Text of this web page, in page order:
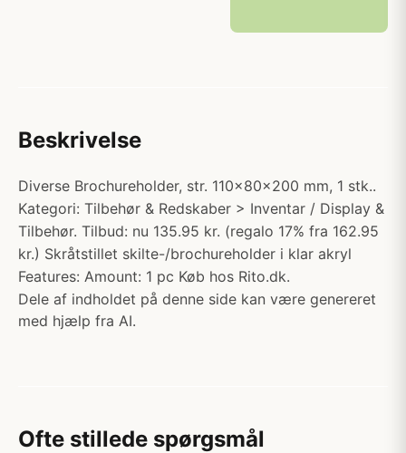
Beskrivelse
Diverse Brochureholder, str. 110x80x200 mm, 1 stk..
Kategori: Tilbehør & Redskaber > Inventar / Display &
Tilbehør. Tilbud: nu 135.95 kr. (regalo 17% fra 162.95
kr.) Skråtstillet skilte-/brochureholder i klar akryl
Features: Amount: 1 pc Køb hos Rito.dk.
Dele af indholdet på denne side kan være genereret
med hjælp fra AI.
Ofte stillede spørgsmål